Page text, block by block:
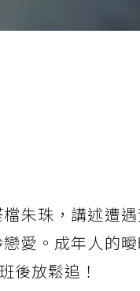
朱珠，講述遭
愛。成年人的
後放鬆追！